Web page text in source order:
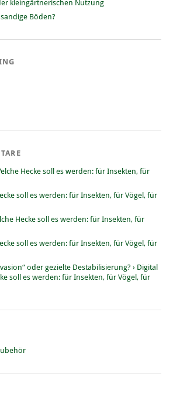
kleingärtnerischen Nutzung
Böden?
Hecke soll es werden: für Insekten, für
soll es werden: für Insekten, für Vögel, für
Hecke soll es werden: für Insekten, für
soll es werden: für Insekten, für Vögel, für
oder gezielte Destabilisierung? › Digital
soll es werden: für Insekten, für Vögel, für